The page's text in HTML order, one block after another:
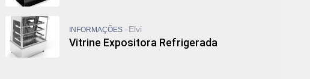
INFORMAÇÕES - Elvi
Vitrine Expositora Refrigerada